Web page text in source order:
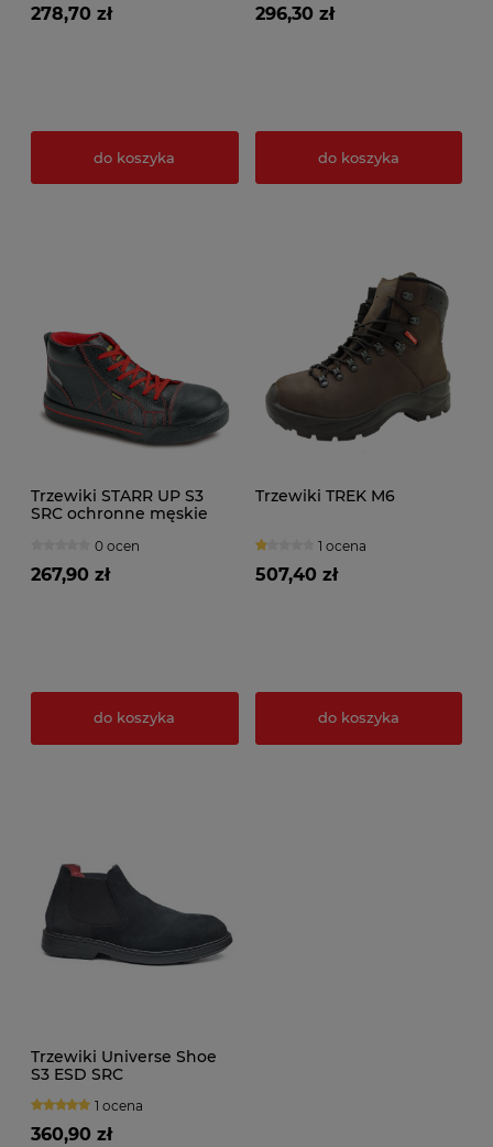
278,70 zł
do koszyka
296,30 zł
do koszyka
Trzewiki STARR UP S3
SRC ochronne męskie
0 ocen
267,90 zł
do koszyka
Trzewiki TREK M6
1 ocena
507,40 zł
do koszyka
Trzewiki Universe Shoe
S3 ESD SRC
1 ocena
360,90 zł